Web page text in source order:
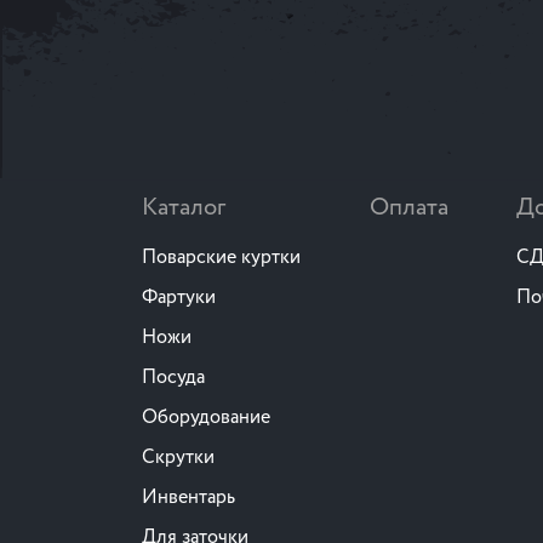
Каталог
Поварские куртки
Фартуки
Ножи
Посуда
Оборудование
Скрутки
Инвентарь
Для заточки
Оплата